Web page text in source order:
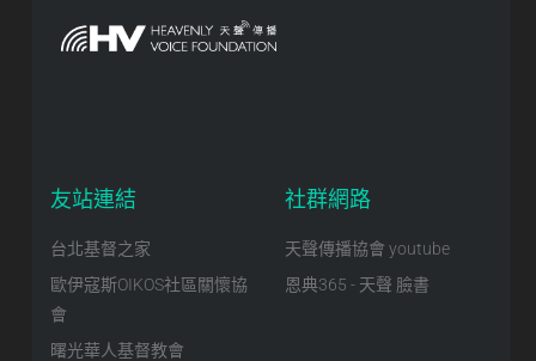
友站連結
台北基督之家
歐伊寇斯OIKOS社區關懷協
會
曙光華人基督教會
社群網路
天聲傳播協會 youtube
恩典365 - 天聲 臉書